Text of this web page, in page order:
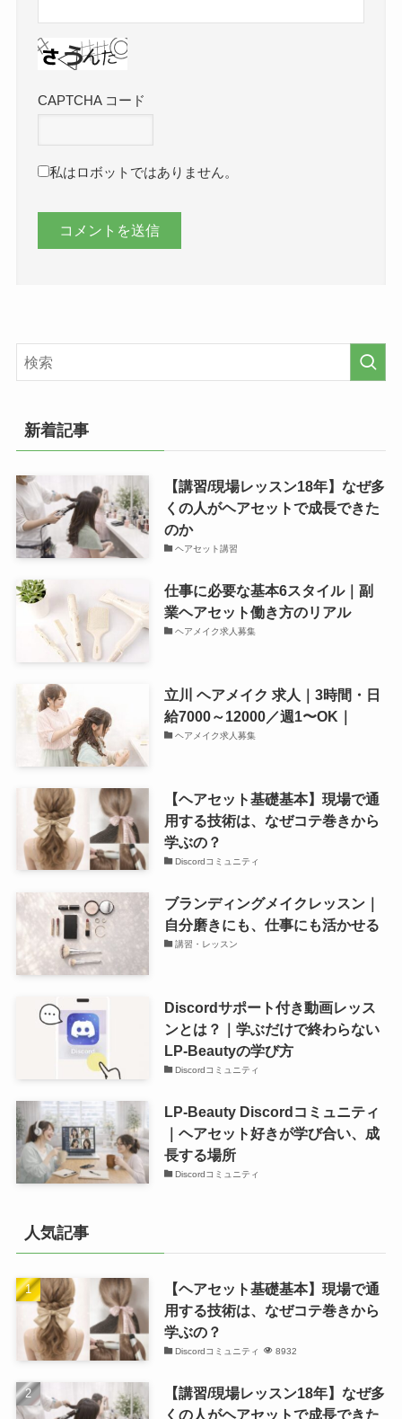
CAPTCHA コード
私はロボットではありません。
新着記事
【講習/現場レッスン18年】なぜ多
くの人がヘアセットで成長できた
のか
ヘアセット講習
仕事に必要な基本6スタイル｜副
業ヘアセット働き方のリアル
ヘアメイク求人募集
立川 ヘアメイク 求人｜3時間・日
給7000～12000／週1〜OK｜
ヘアメイク求人募集
【ヘアセット基礎基本】現場で通
用する技術は、なぜコテ巻きから
学ぶの？
Discordコミュニティ
ブランディングメイクレッスン｜
自分磨きにも、仕事にも活かせる
講習・レッスン
Discordサポート付き動画レッス
ンとは？｜学ぶだけで終わらない
LP-Beautyの学び方
Discordコミュニティ
LP-Beauty Discordコミュニティ
｜ヘアセット好きが学び合い、成
長する場所
Discordコミュニティ
人気記事
【ヘアセット基礎基本】現場で通
用する技術は、なぜコテ巻きから
学ぶの？
Discordコミュニティ 8932
【講習/現場レッスン18年】なぜ多
くの人がヘアセットで成長できた